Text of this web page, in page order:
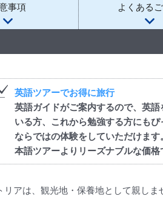
事項 よくある
英語ツアーでお得に旅行
英語ガイドがご案内するので、英語
いる方、これから勉強する方にもぴ
ならではの体験をしていただけます
本語ツアーよりリーズナブルな価格
アは、観光地・保養地として親しま